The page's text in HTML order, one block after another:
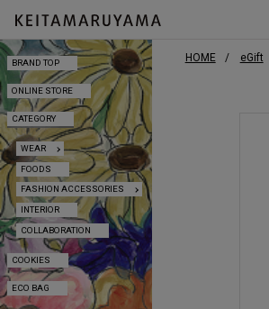
BRAND TOP
ONLINE STORE
CATEGORY
WEAR
FOODS
FASHION ACCESSORIES
INTERIOR
COLLABORATION
COOKIES
ECO BAG
BRAND TOP
ONLINE STORE
CATEGORY
WEAR
FOODS
FASHION ACCESSORIES
INTERIOR
COLLABORATION
COOKIES
ECO BAG
HOME eGift